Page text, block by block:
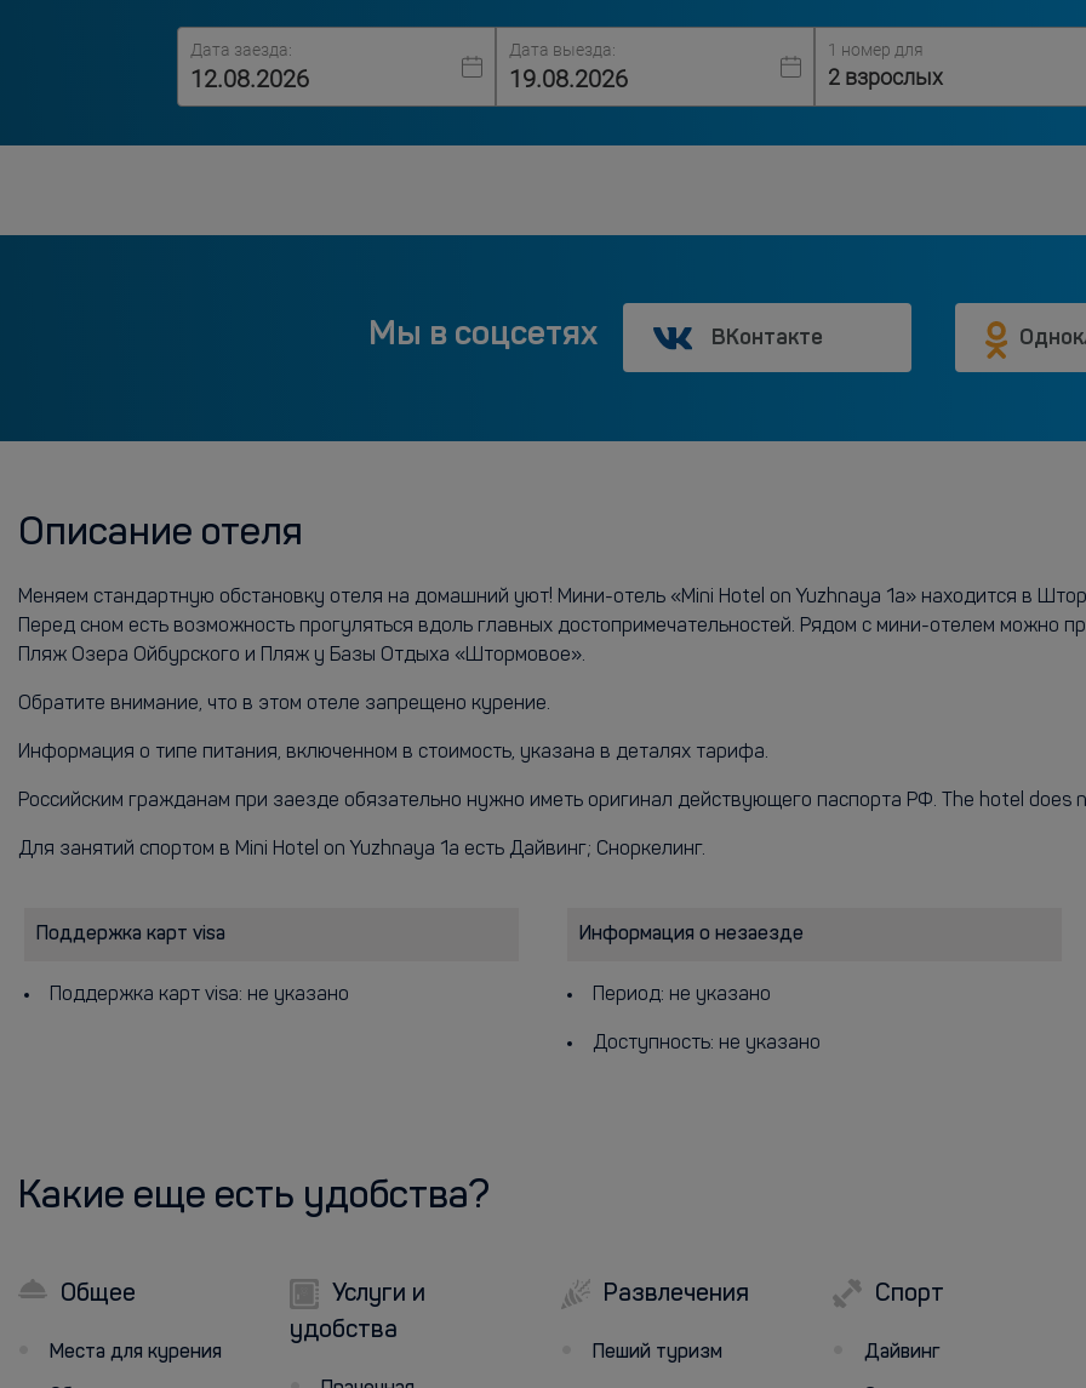
Дата заезда: Дата выезда: 1 номер для
2 взрослых
Мы в соцсетях ВКонтакте
Описание отеля
Меняем стандартную обстановку отеля на домашний уют! Мини-отель «Mini Hotel on Yuzhnaya 1a» находится в
Перед сном есть возможность прогуляться вдоль главных достопримечательностей. Рядом с мини-отелем можно
Пляж Озера Ойбурского и Пляж у Базы Отдыха «Штормовое».
Обратите внимание, что в этом отеле запрещено курение.
Информация о типе питания, включенном в стоимость, указана в деталях тарифа.
Российским гражданам при заезде обязательно нужно иметь оригинал действующего паспорта РФ. The hotel
Для занятий спортом в Mini Hotel on Yuzhnaya 1a есть Дайвинг; Сноркелинг.
Поддержка карт visa
Поддержка карт visa: не указано
Информация о незаезде
Период: не указано
Доступность: не указано
Какие еще есть удобства?
Общее
Места для курения
Услуги и
удобства
Развлечения
Пеший туризм
Спорт
Дайвинг